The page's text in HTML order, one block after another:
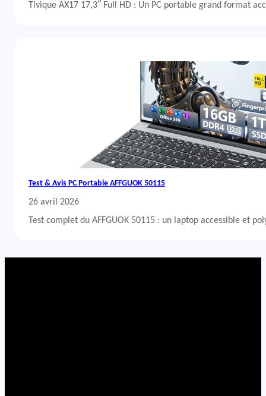
Tivique AX17 17,3″ Full HD : Un PC portable grand format
Test & Avis PC Portable AFFGUOK 50115
26 avril 2026
Test complet du AFFGUOK 50115 : un laptop accessible